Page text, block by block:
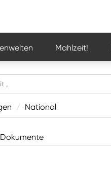
Mahlzeit!
/ National
Dokumente